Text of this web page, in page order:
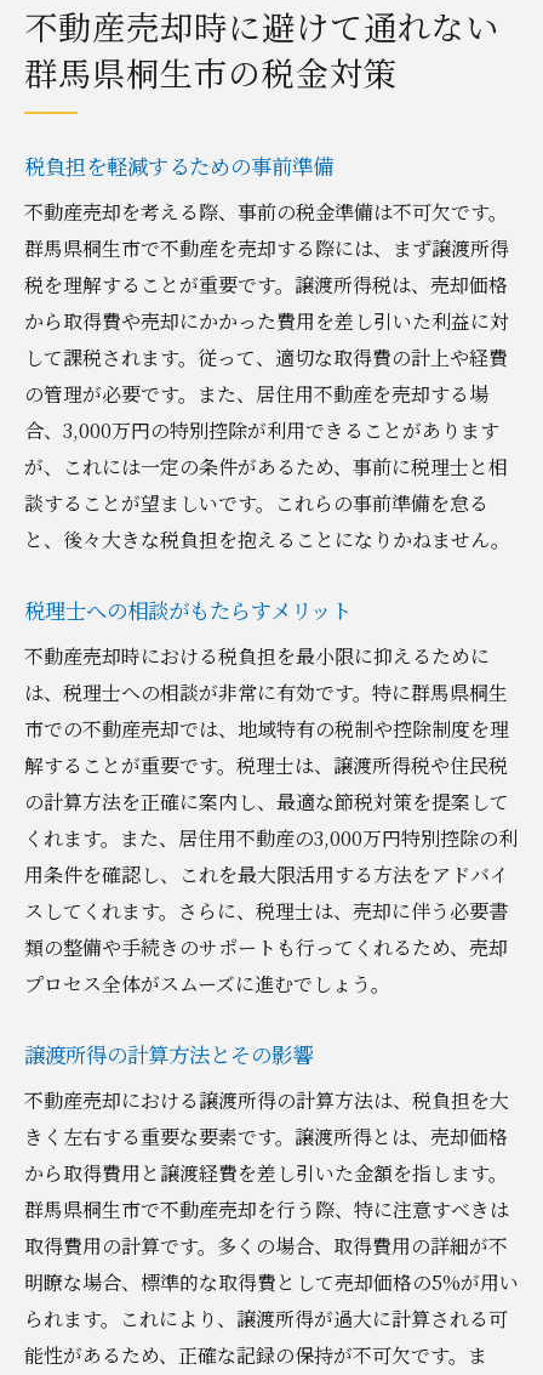
不動産売却時に避けて通れない
群馬県桐生市の税金対策
税負担を軽減するための事前準備
不動産売却を考える際、事前の税金準備は不可欠です。
群馬県桐生市で不動産を売却する際には、まず譲渡所得
税を理解することが重要です。譲渡所得税は、売却価格
から取得費や売却にかかった費用を差し引いた利益に対
して課税されます。従って、適切な取得費の計上や経費
の管理が必要です。また、居住用不動産を売却する場
合、3,000万円の特別控除が利用できることがあります
が、これには一定の条件があるため、事前に税理士と相
談することが望ましいです。これらの事前準備を怠る
と、後々大きな税負担を抱えることになりかねません。
税理士への相談がもたらすメリット
不動産売却時における税負担を最小限に抑えるために
は、税理士への相談が非常に有効です。特に群馬県桐生
市での不動産売却では、地域特有の税制や控除制度を理
解することが重要です。税理士は、譲渡所得税や住民税
の計算方法を正確に案内し、最適な節税対策を提案して
くれます。また、居住用不動産の3,000万円特別控除の利
用条件を確認し、これを最大限活用する方法をアドバイ
スしてくれます。さらに、税理士は、売却に伴う必要書
類の整備や手続きのサポートも行ってくれるため、売却
プロセス全体がスムーズに進むでしょう。
譲渡所得の計算方法とその影響
不動産売却における譲渡所得の計算方法は、税負担を大
きく左右する重要な要素です。譲渡所得とは、売却価格
から取得費用と譲渡経費を差し引いた金額を指します。
群馬県桐生市で不動産売却を行う際、特に注意すべきは
取得費用の計算です。多くの場合、取得費用の詳細が不
明瞭な場合、標準的な取得費として売却価格の5%が用い
られます。これにより、譲渡所得が過大に計算される可
能性があるため、正確な記録の保持が不可欠です。ま